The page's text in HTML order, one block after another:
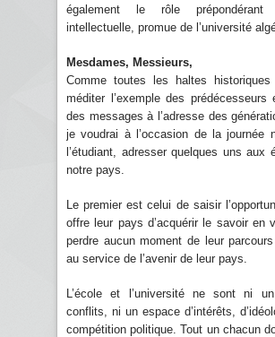
également le rôle
intellectuelle, promue de l’université
Mesdames, Messieurs,
Comme toutes les haltes
méditer l’exemple des prédécesseurs
des messages à l’adresse des
je voudrai à l’occasion de la journée
l’étudiant, adresser quelques uns aux
notre pays.
Le premier est celui de saisir
offre leur pays d’acquérir le savoir en
perdre aucun moment de leur
au service de l’avenir de leur pays.
L’école et l’université ne sont ni
conflits, ni un espace d’intérêts,
compétition politique. Tout un chacun